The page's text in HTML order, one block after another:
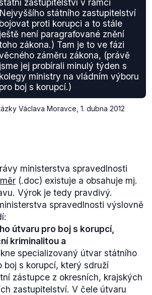
zastupitelství v rámci
Nejvyššího státního zastupitelství
bojovat proti korupci a to stále
ještě není paragrafované znění
zákona.) Tam je to ve fázi
záměru zákona, (právě
jsme jej probírali minulý týden s
kolegy ministry na vládním výboru
pro boj s korupcí.)
Václava Moravce 1. dubna 2012
ministerstva spravedlnosti
(.doc) existuje a obsahuje mj.
Výrok je tedy pravdivý.
spravedlnosti výslovně
útvaru pro boj s korupcí,
kriminalitou a
specializovaný útvar státního
boj s korupcí, který sdruží
zástupce z okresních, krajských
zastupitelství. V čele útvaru